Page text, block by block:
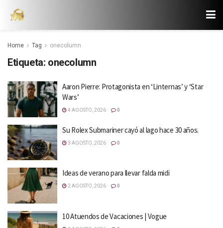
Home Tag onecolumn
Etiqueta: onecolumn
Aaron Pierre: Protagonista en ‘Linternas’ y ‘Star
Wars’
4 AGOSTO, 2026 0
Su Rolex Submariner cayó al lago hace 30 años.
3 AGOSTO, 2026 0
Ideas de verano para llevar falda midi
2 AGOSTO, 2026 0
10 Atuendos de Vacaciones | Vogue